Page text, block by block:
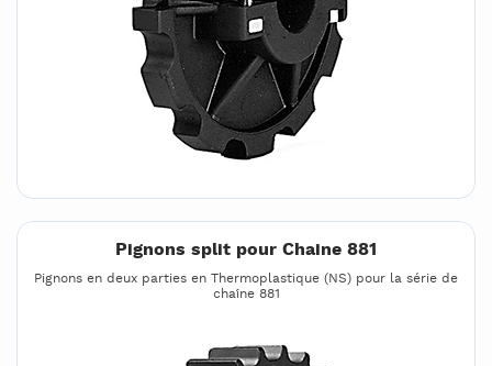
Pignons split pour Chaine 881
Pignons en deux parties en Thermoplastique (NS) pour la série de
chaîne 881